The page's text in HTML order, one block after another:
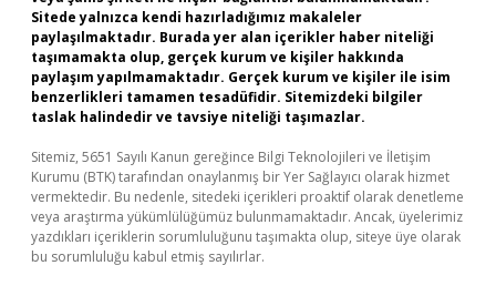
Sitede yalnızca kendi hazırladığımız makaleler
paylaşılmaktadır. Burada yer alan içerikler haber niteliği
taşımamakta olup, gerçek kurum ve kişiler hakkında
paylaşım yapılmamaktadır. Gerçek kurum ve kişiler ile isim
benzerlikleri tamamen tesadüfidir. Sitemizdeki bilgiler
taslak halindedir ve tavsiye niteliği taşımazlar.
Sitemiz, 5651 Sayılı Kanun gereğince Bilgi Teknolojileri ve İletişim
Kurumu (BTK) tarafından onaylanmış bir Yer Sağlayıcı olarak hizmet
vermektedir. Bu nedenle, sitedeki içerikleri proaktif olarak denetleme
veya araştırma yükümlülüğümüz bulunmamaktadır. Ancak, üyelerimiz
yazdıkları içeriklerin sorumluluğunu taşımakta olup, siteye üye olarak
bu sorumluluğu kabul etmiş sayılırlar.